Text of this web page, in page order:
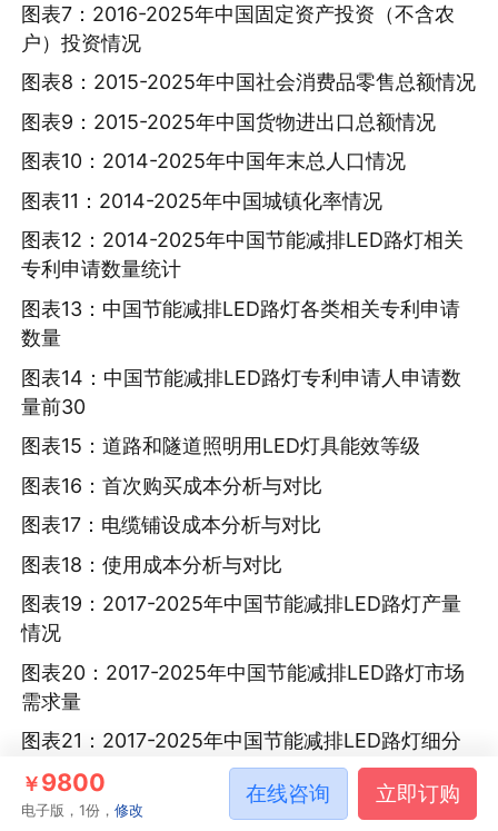
图表7：2016-2025年中国固定资产投资（不含农
户）投资情况
图表8：2015-2025年中国社会消费品零售总额情况
图表9：2015-2025年中国货物进出口总额情况
图表10：2014-2025年中国年末总人口情况
图表11：2014-2025年中国城镇化率情况
图表12：2014-2025年中国节能减排LED路灯相关
专利申请数量统计
图表13：中国节能减排LED路灯各类相关专利申请
数量
图表14：中国节能减排LED路灯专利申请人申请数
量前30
图表15：道路和隧道照明用LED灯具能效等级
图表16：首次购买成本分析与对比
图表17：电缆铺设成本分析与对比
图表18：使用成本分析与对比
图表19：2017-2025年中国节能减排LED路灯产量
情况
图表20：2017-2025年中国节能减排LED路灯市场
需求量
图表21：2017-2025年中国节能减排LED路灯细分
领域需求情况
图表22：2017-2025年中国节能减排LED路灯市场
￥9800
电子版，1份，修改
在线咨询 立即订购